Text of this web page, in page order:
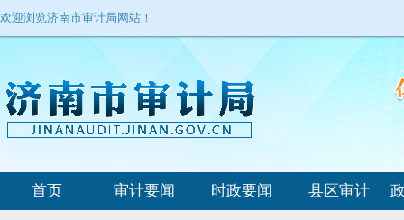
欢迎浏览济南市审计局网站！
首页 审计要闻 时政要闻 县区审计